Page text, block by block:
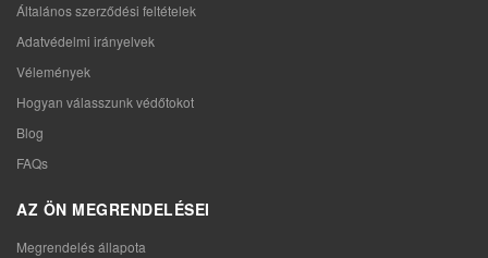
Általános szerződési feltételek
Adatvédelmi irányelvek
Vélemények
Hogyan válasszunk védőtokot
Blog
FAQs
AZ ÖN MEGRENDELÉSEI
Megrendelés állapota